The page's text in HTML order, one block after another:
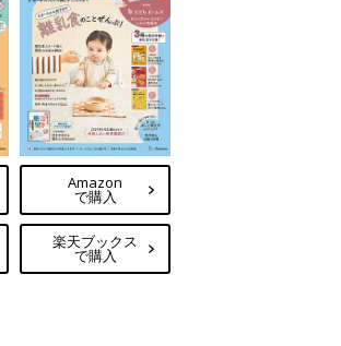
Amazon
で購入
楽天ブックス
で購入